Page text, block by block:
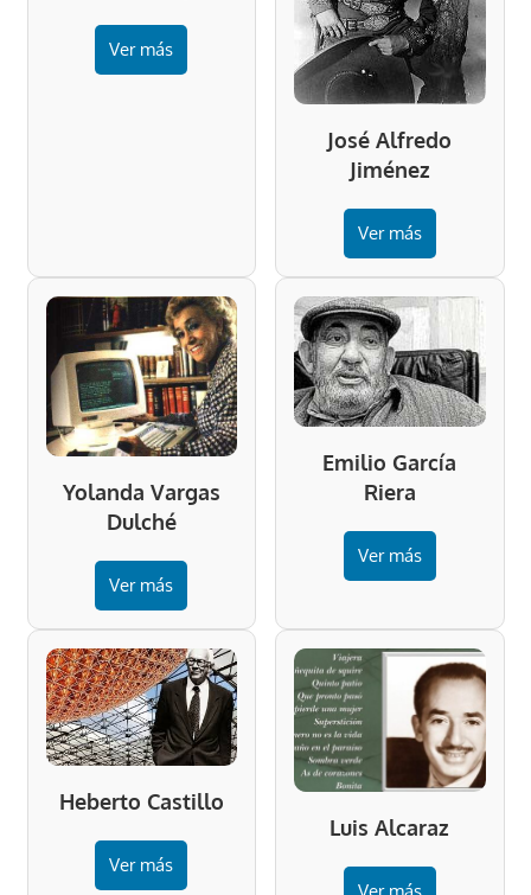
Ver más
José Alfredo
Jiménez
Ver más
Yolanda Vargas
Dulché
Ver más
Emilio García
Riera
Ver más
Heberto Castillo
Ver más
Luis Alcaraz